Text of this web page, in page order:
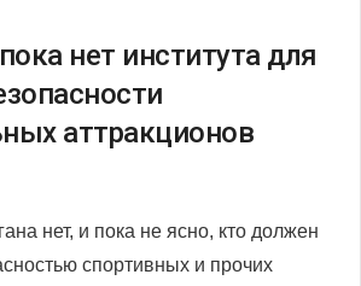
нет института для
аттракционов
нет, и пока не ясно, кто должен
спортивных и прочих